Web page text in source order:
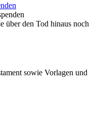
über den Tod hinaus noch
sowie Vorlagen und